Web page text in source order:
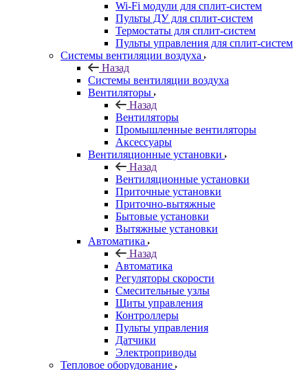
Wi-Fi модули для сплит-систем
Пульты ДУ для сплит-систем
Термостаты для сплит-систем
Пульты управления для сплит-систем
Системы вентиляции воздуха
Назад
Системы вентиляции воздуха
Вентиляторы
Назад
Вентиляторы
Промышленные вентиляторы
Аксессуары
Вентиляционные установки
Назад
Вентиляционные установки
Приточные установки
Приточно-вытяжные
Бытовые установки
Вытяжные установки
Автоматика
Назад
Автоматика
Регуляторы скорости
Смесительные узлы
Щиты управления
Контроллеры
Пульты управления
Датчики
Электроприводы
Тепловое оборудование